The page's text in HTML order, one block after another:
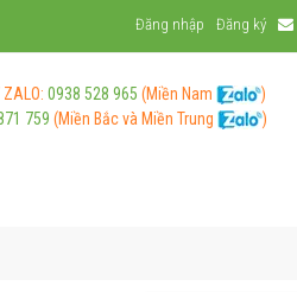
Đăng nhập Đăng ký
ZALO: 0938 528 965 (Miền Nam
)
759 (Miền Bắc và Miền Trung )